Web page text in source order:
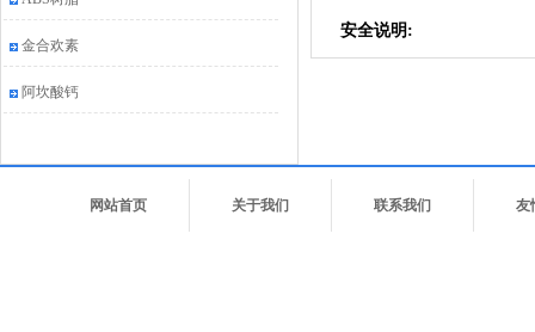
金合欢素
阿坎酸钙
安全说明:
网站首页 关于我们 联系我们 友